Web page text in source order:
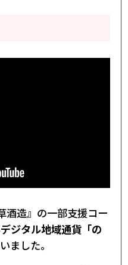
酒造』の一部支援コー
ジタル地域通貨「の
ました。